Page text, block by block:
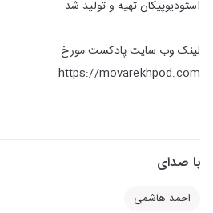
استودیوپیکان تهیه و تولید شد
لینک وب سایت پادکست مورخ
https://movarekhpod.com
با صدای
احمد هاشمی